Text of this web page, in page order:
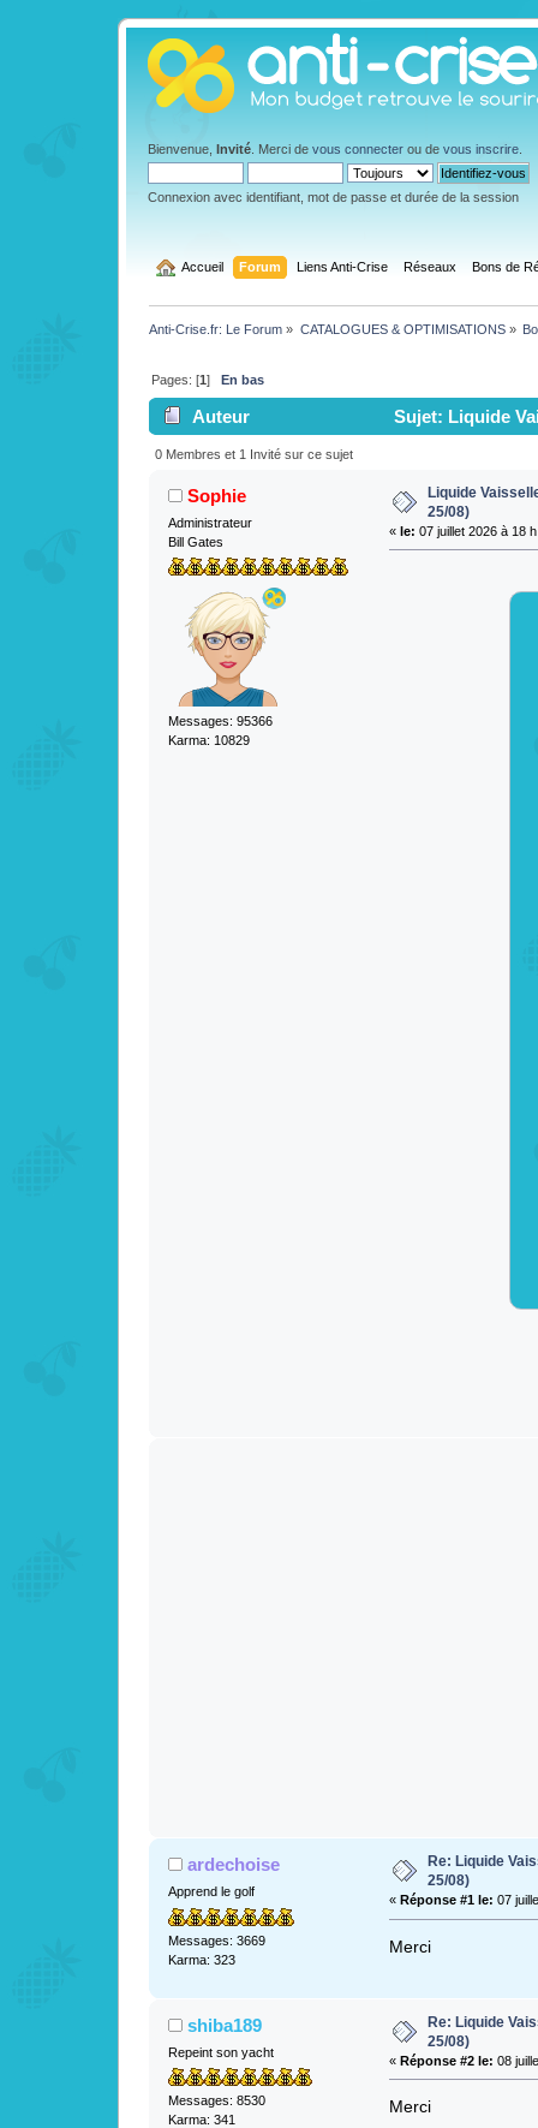
Bienvenue, Invité . Merci de vous connecter ou de vous inscrire
Connexion avec identifiant, mot de passe et durée de la session
Accueil Forum Liens Anti-Crise Réseaux Bons de
Anti-Crise.fr: Le Forum » CATALOGUES & OPTIMISATIONS»
Pages: [1]En bas
Auteur Sujet: Liquide
0 Membres et 1 Invité sur ce sujet
Sophie
Administrateur
Bill Gates
Messages: 95366
Karma: 10829
Liquide
25/08)
« le: 07 juillet 2026 à 18
ardechoise
Apprend le golf
Messages: 3669
Karma: 323
Re: Liquide
25/08)
« Réponse #1 le: 07
Merci
shiba189
Repeint son yacht
Messages: 8530
Karma: 341
Re: Liquide
25/08)
« Réponse #2 le: 08
Merci